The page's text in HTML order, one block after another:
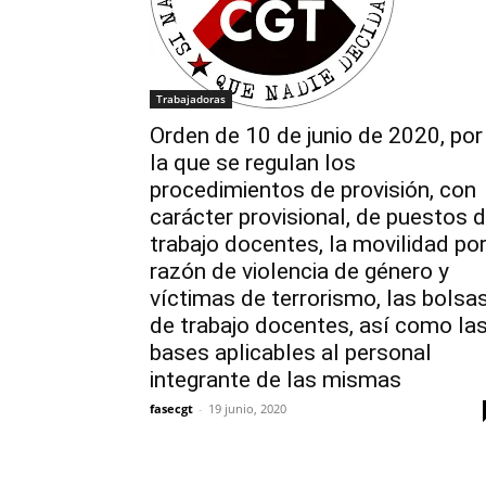
Trabajadoras
Orden de 10 de junio de 2020, por
la que se regulan los
procedimientos de provisión, con
carácter provisional, de puestos
trabajo docentes, la movilidad por
razón de violencia de género y
víctimas de terrorismo, las
de trabajo docentes, así como las
bases aplicables al personal
integrante de las mismas
fasecgt - 19 junio, 2020